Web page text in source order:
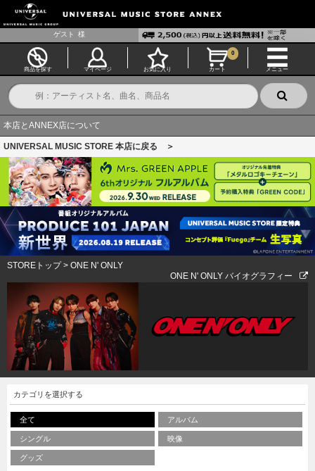
ゲスト 様
商品を探す マイページ お気に入り カート
0
メニュー
本店とANNEX店について
UNIVERSAL MUSIC STORE 本店に戻る ＞
STOREトップ> ONE N' ONLY
ONE N' ONLY バイオグラフィー
カテゴリを選択する
全て アルバム
シングル 映像
グッズ